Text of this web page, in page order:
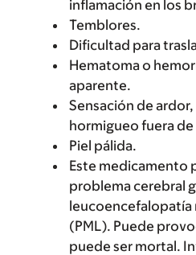
inflamación en los
Temblores.
Dificultad para
Hematoma o
aparente.
Sensación de
hormigueo fuera
Piel pálida.
Este medicamento
problema cerebral
(PML). Puede
puede ser mortal.